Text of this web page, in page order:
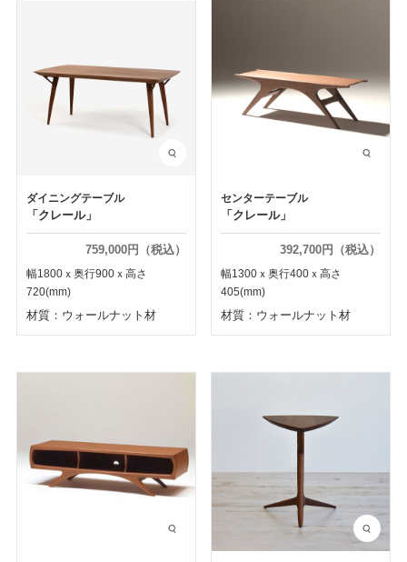
ダイニングテーブル
「クレール」
759,000円（税込）
幅1800ｘ奥行900ｘ高さ
720(mm)
材質：ウォールナット材
センターテーブル
「クレール」
392,700円（税込）
幅1300ｘ奥行400ｘ高さ
405(mm)
材質：ウォールナット材